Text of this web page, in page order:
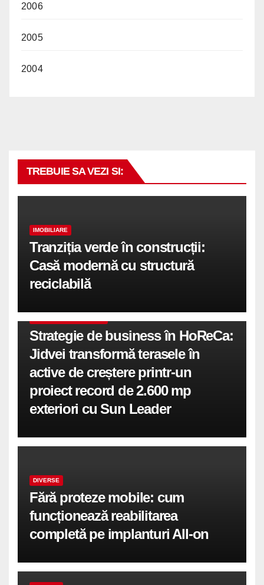
2006
2005
2004
TREBUIE SA VEZI SI:
IMOBILIARE
Tranziția verde în construcții:
Casă modernă cu structură
reciclabilă
Strategie de business în HoReCa:
Jidvei transformă terasele în
active de creștere printr-un
proiect record de 2.600 mp
exteriori cu Sun Leader
DIVERSE
Fără proteze mobile: cum
funcționează reabilitarea
completă pe implanturi All-on